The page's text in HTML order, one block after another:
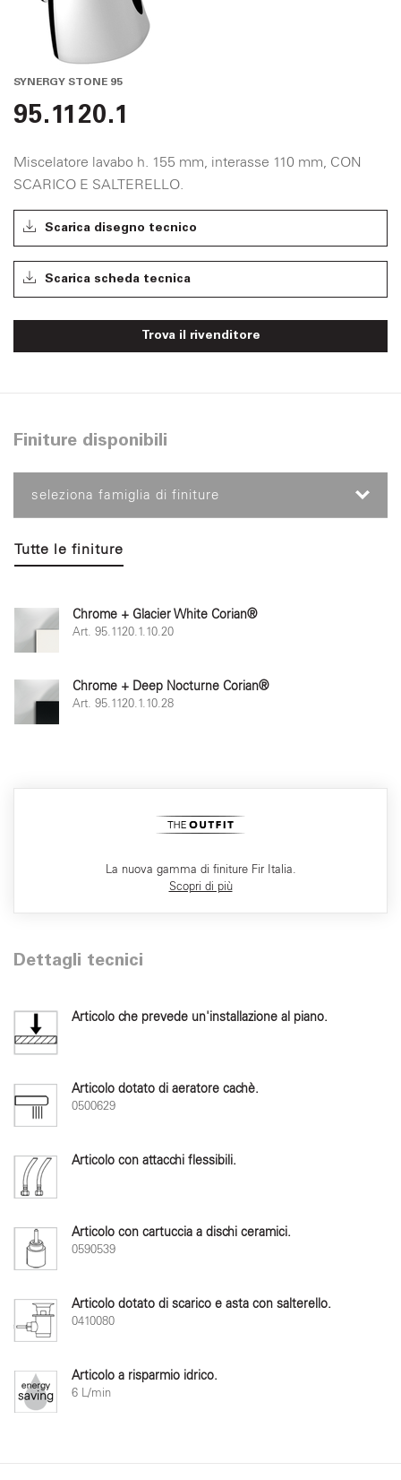
SYNERGY STONE 95
95.1120.1
Miscelatore lavabo h. 155 mm, interasse 110 mm, CON
SCARICO E SALTERELLO.
Scarica disegno tecnico
Scarica scheda tecnica
Trova il rivenditore
Finiture disponibili
seleziona famiglia di finiture
Tutte le finiture
Chrome + Glacier White Corian®
Art. 95.1120.1.10.20
Chrome + Deep Nocturne Corian®
Art. 95.1120.1.10.28
La nuova gamma di finiture Fir Italia.
Scopri di più
Dettagli tecnici
Articolo che prevede un'installazione al piano.
Articolo dotato di aeratore cachè.
0500629
Articolo con attacchi flessibili.
Articolo con cartuccia a dischi ceramici.
0590539
Articolo dotato di scarico e asta con salterello.
0410080
Articolo a risparmio idrico.
6 L/min